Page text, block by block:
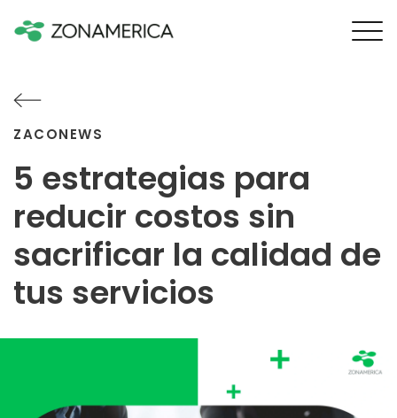
ZACONEWS
5 estrategias para
reducir costos sin
sacrificar la calidad de
tus servicios